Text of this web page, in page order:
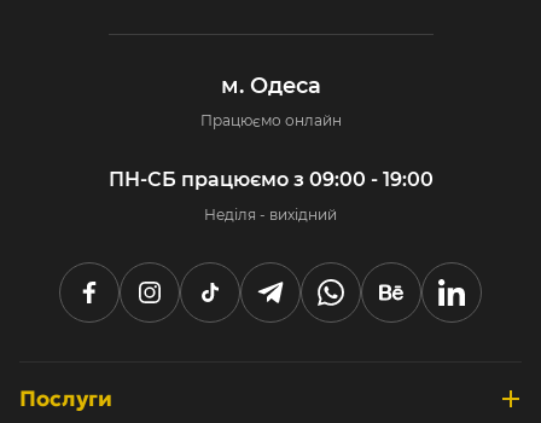
м. Одеса
Працюємо онлайн
ПН-СБ працюємо з 09:00 - 19:00
Неділя - вихідний
Послуги